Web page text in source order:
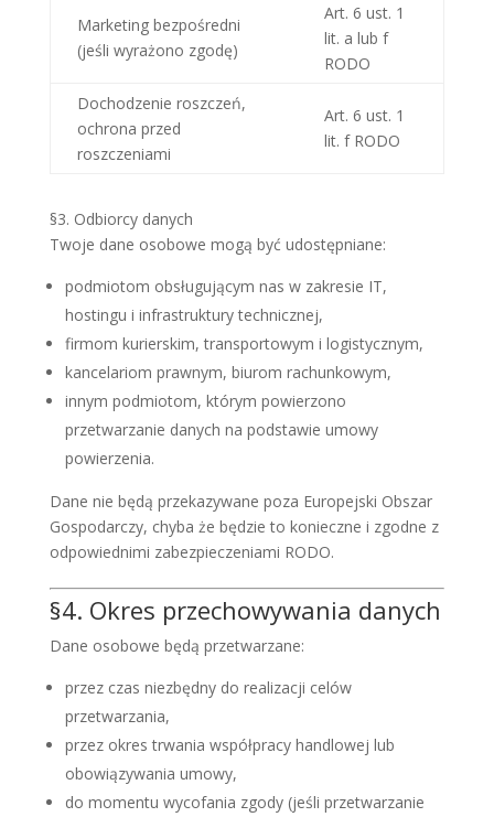
Marketing bezpośredni
(jeśli wyrażono zgodę)
Art. 6 ust. 1
lit. a lub f
RODO
Dochodzenie roszczeń,
ochrona przed
roszczeniami
Art. 6 ust. 1
lit. f RODO
§3. Odbiorcy danych
Twoje dane osobowe mogą być udostępniane:
podmiotom obsługującym nas w zakresie IT,
hostingu i infrastruktury technicznej,
firmom kurierskim, transportowym i logistycznym,
kancelariom prawnym, biurom rachunkowym,
innym podmiotom, którym powierzono
przetwarzanie danych na podstawie umowy
powierzenia.
Dane nie będą przekazywane poza Europejski Obszar
Gospodarczy, chyba że będzie to konieczne i zgodne z
odpowiednimi zabezpieczeniami RODO.
§4. Okres przechowywania danych
Dane osobowe będą przetwarzane:
przez czas niezbędny do realizacji celów
przetwarzania,
przez okres trwania współpracy handlowej lub
obowiązywania umowy,
do momentu wycofania zgody (jeśli przetwarzanie